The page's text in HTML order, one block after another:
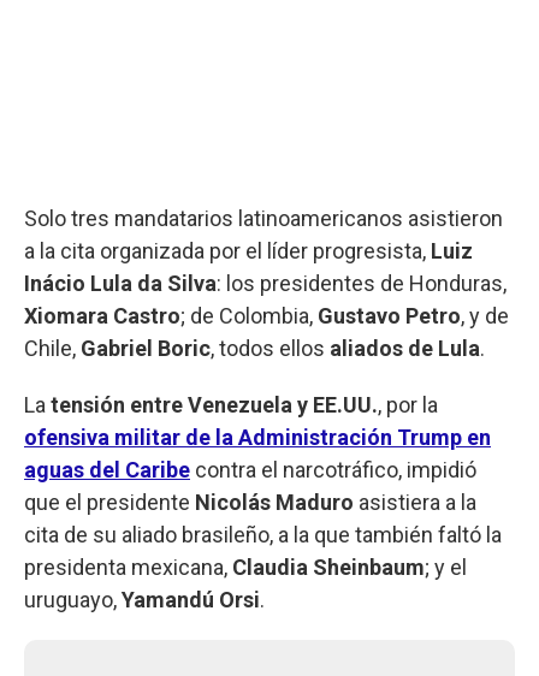
Solo tres mandatarios latinoamericanos asistieron
a la cita organizada por el líder progresista, Luiz
Inácio Lula da Silva: los presidentes de Honduras,
Xiomara Castro; de Colombia, Gustavo Petro, y de
Chile, Gabriel Boric, todos ellos aliados de Lula.
La tensión entre Venezuela y EE.UU., por la
ofensiva militar de la Administración Trump en
aguas del Caribe contra el narcotráfico, impidió
que el presidente Nicolás Maduro asistiera a la
cita de su aliado brasileño, a la que también faltó la
presidenta mexicana, Claudia Sheinbaum; y el
uruguayo,Yamandú Orsi.